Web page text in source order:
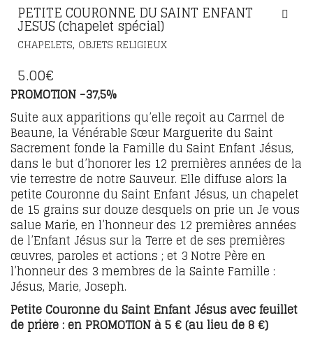
PETITE COURONNE DU SAINT ENFANT
JESUS (chapelet spécial)
CHAPELETS, OBJETS RELIGIEUX
5.00€
PROMOTION -37,5%
Suite aux apparitions qu’elle reçoit au Carmel de
Beaune, la Vénérable Sœur Marguerite du Saint
Sacrement fonde la Famille du Saint Enfant Jésus,
dans le but d’honorer les 12 premières années de la
vie terrestre de notre Sauveur. Elle diffuse alors la
petite Couronne du Saint Enfant Jésus, un chapelet
de 15 grains sur douze desquels on prie un Je vous
salue Marie, en l’honneur des 12 premières années
de l’Enfant Jésus sur la Terre et de ses premières
œuvres, paroles et actions ; et 3 Notre Père en
l’honneur des 3 membres de la Sainte Famille :
Jésus, Marie, Joseph.
Petite Couronne du Saint Enfant Jésus avec feuillet
de prière : en PROMOTION à 5 € (au lieu de 8 €)